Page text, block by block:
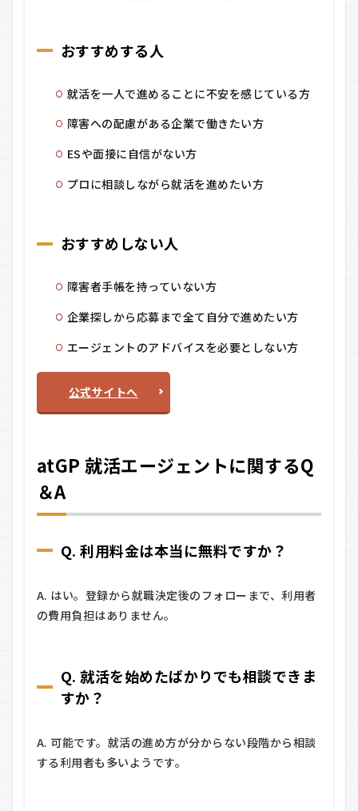
おすすめする人
就活を一人で進めることに不安を感じている方
障害への配慮がある企業で働きたい方
ESや面接に自信がない方
プロに相談しながら就活を進めたい方
おすすめしない人
障害者手帳を持っていない方
企業探しから応募まで全て自分で進めたい方
エージェントのアドバイスを必要としない方
公式サイトへ
atGP 就活エージェントに関するQ
＆A
Q. 利用料金は本当に無料ですか？
A. はい。登録から就職決定後のフォローまで、利用者
の費用負担はありません。
Q. 就活を始めたばかりでも相談できま
すか？
A. 可能です。就活の進め方が分からない段階から相談
する利用者も多いようです。